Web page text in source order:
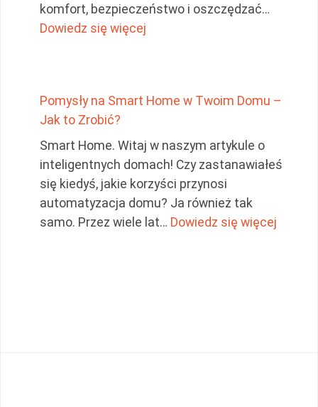
komfort, bezpieczeństwo i oszczędzać…
Dowiedz się więcej
Pomysły na Smart Home w Twoim Domu –
Jak to Zrobić?
Smart Home. Witaj w naszym artykule o
inteligentnych domach! Czy zastanawiałeś
się kiedyś, jakie korzyści przynosi
automatyzacja domu? Ja również tak
samo. Przez wiele lat… Dowiedz się więcej